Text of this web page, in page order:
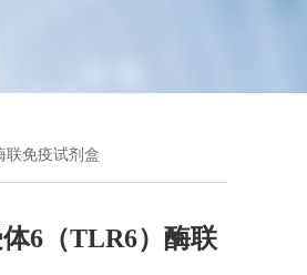
联免疫试剂盒
6（TLR6）酶联